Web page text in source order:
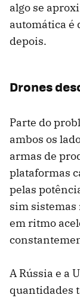
algo se
automática
depois.
Drones
Parte do
ambos os
armas de
plataformas
pelas
sim
em ritmo
A Rússia e a
quantidades